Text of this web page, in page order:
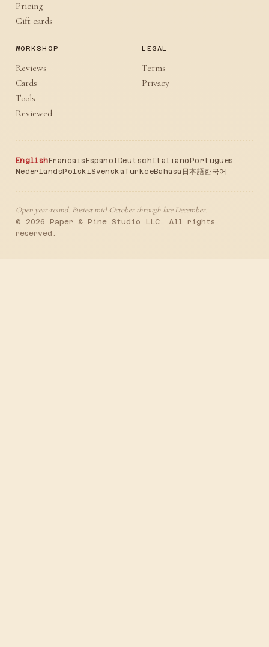
Pricing
Gift cards
WORKSHOP
Reviews
Cards
Tools
Reviewed
LEGAL
Terms
Privacy
English Francais Espanol DeutschItaliano Portugues
Nederlands PolskiSvenskaTurkceBahasa 日本語한국어
Open year-round. Busiest mid-October through late December.
© 2026 Paper & Pine Studio LLC. All rights
reserved.